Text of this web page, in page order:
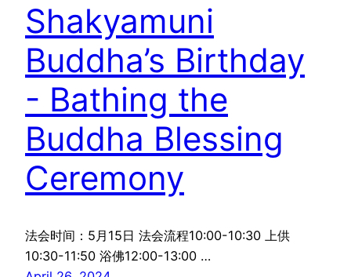
Shakyamuni
Buddha’s Birthday
- Bathing the
Buddha Blessing
Ceremony
法会时间：5月15日 法会流程10:00-10:30 上供
10:30-11:50 浴佛12:00-13:00 …